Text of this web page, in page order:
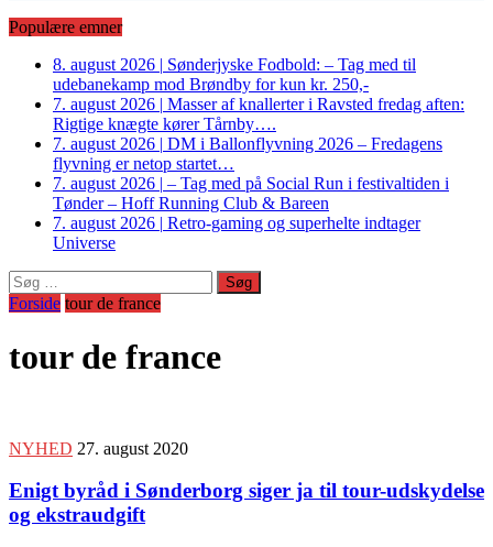
Populære emner
8. august 2026 | Sønderjyske Fodbold: – Tag med til
udebanekamp mod Brøndby for kun kr. 250,-
7. august 2026 | Masser af knallerter i Ravsted fredag aften:
Rigtige knægte kører Tårnby….
7. august 2026 | DM i Ballonflyvning 2026 – Fredagens
flyvning er netop startet…
7. august 2026 | – Tag med på Social Run i festivaltiden i
Tønder – Hoff Running Club & Bareen
7. august 2026 | Retro-gaming og superhelte indtager
Universe
Søg
efter:
Forside tour de france
tour de france
NYHED 27. august 2020
Enigt byråd i Sønderborg siger ja til tour-udskydelse
og ekstraudgift